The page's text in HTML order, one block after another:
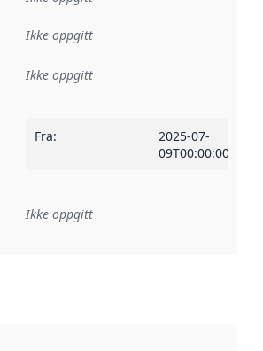
Ikke oppgitt
:
Ikke oppgitt
Fra:
2025-07-
09T00:00:00Z
Referanse til en implementasjonsregel
Ikke oppgitt